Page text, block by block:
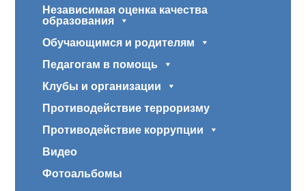
Независимая оценка качества
образования
Обучающимся и родителям
Педагогам в помощь
Клубы и организации
Противодействие терроризму
Противодействие коррупции
Видео
Фотоальбомы